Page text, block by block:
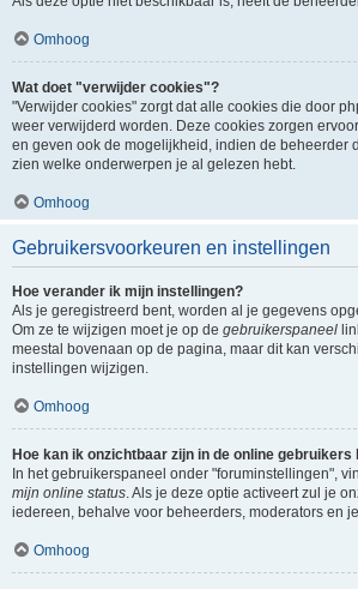
Omhoog
Wat doet "verwijder cookies"?
"Verwijder cookies" zorgt dat alle cookies die door
weer verwijderd worden. Deze cookies zorgen
en geven ook de mogelijkheid, indien de beheerder
zien welke onderwerpen je al gelezen hebt.
Omhoog
Gebruikersvoorkeuren en instellingen
Hoe verander ik mijn instellingen?
Als je geregistreerd bent, worden al je gegevens
Om ze te wijzigen moet je op de gebruikerspaneel
meestal bovenaan op de pagina, maar dit kan
instellingen wijzigen.
Omhoog
Hoe kan ik onzichtbaar zijn in de online gebruikers
In het gebruikerspaneel onder "foruminstellingen",
mijn online status. Als je deze optie activeert zul je
iedereen, behalve voor beheerders, moderators en
Omhoog